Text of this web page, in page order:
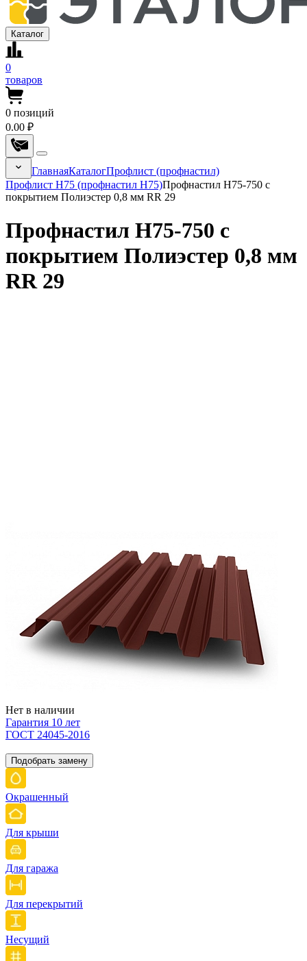
Каталог
0
товаров
0 позиций
0.00 ₽
ГлавнаяКаталогПрофлист (профнастил)
Профлист Н75 (профнастил Н75)Профнастил Н75-750 с
покрытием Полиэстер 0,8 мм RR 29
Профнастил Н75-750 с
покрытием Полиэстер 0,8 мм
RR 29
Нет в наличии
Гарантия 10 лет
ГОСТ 24045-2016
Подобрать замену
Окрашенный
Для крыши
Для гаража
Для перекрытий
Несущий